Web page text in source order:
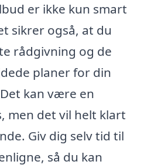
er ikke kun smart
sikrer også, at du
rådgivning og de
planer for din
kan være en
men det vil helt klart
Giv dig selv tid til
så du kan